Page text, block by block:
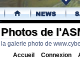
.
Photos de
la galerie photo de
Accueil Connexion